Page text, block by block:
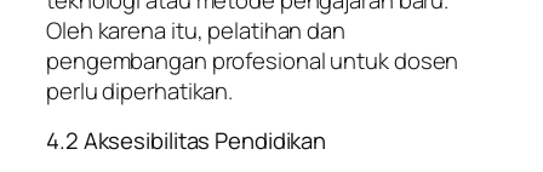
Oleh karena itu, pelatihan dan
pengembangan profesional untuk dosen
perlu diperhatikan.
4.2 Aksesibilitas Pendidikan